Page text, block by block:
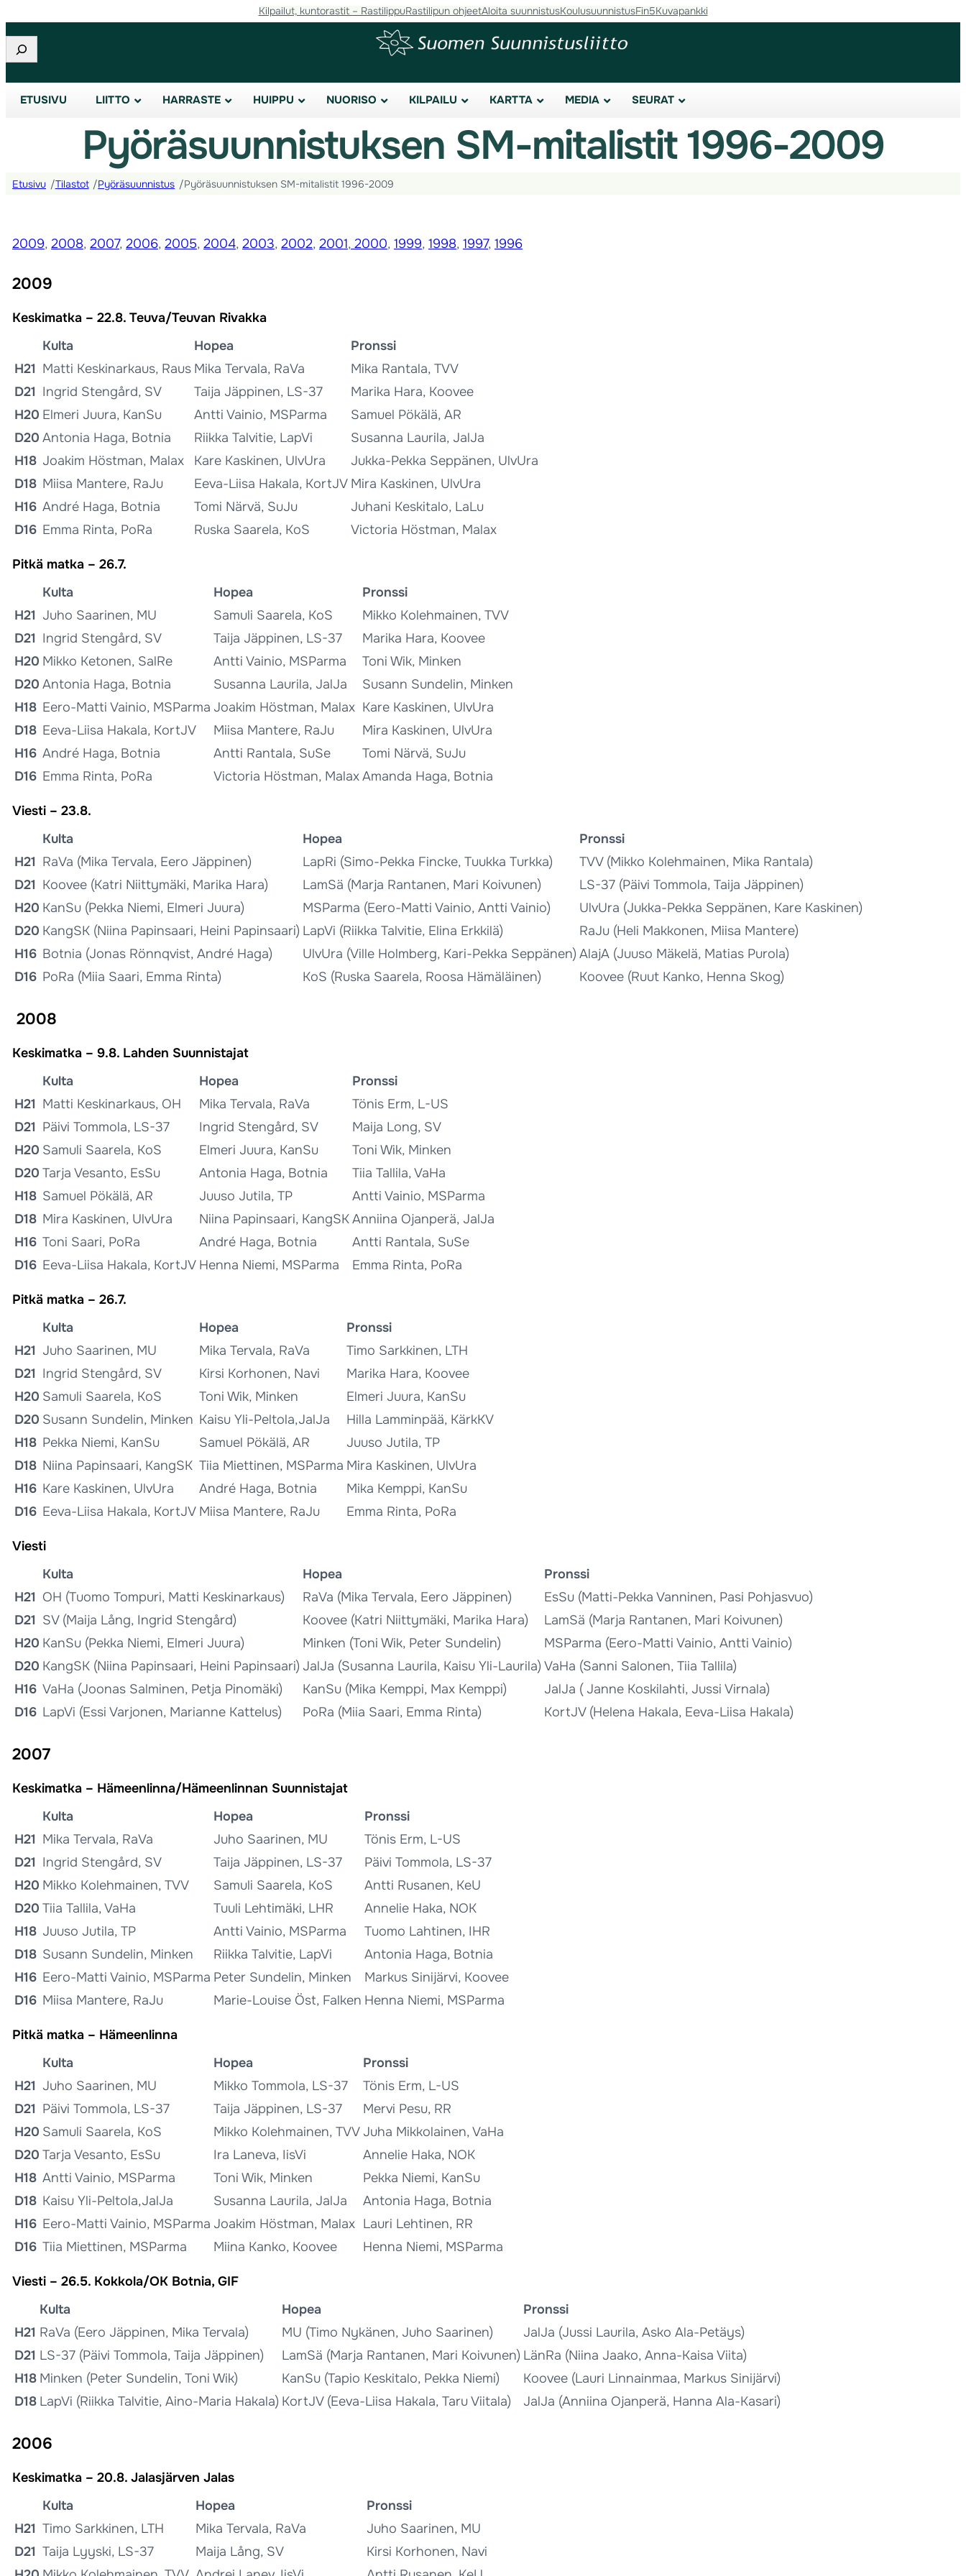
Kilpailut, kuntorastit – RastilippuRastilipun ohjeetAloita suunnistusKoulusuunnistusFin5Kuvapankki
Etsi
ETUSIVU LIITTO HARRASTE HUIPPU NUORISO KILPAILU KARTTA MEDIA SEURAT
Pyöräsuunnistuksen SM-mitalistit 1996-2009
Etusivu /Tilastot /Pyöräsuunnistus /Pyöräsuunnistuksen SM-mitalistit 1996-2009
2009, 2008, 2007, 2006, 2005, 2004, 2003, 2002, 2001, 2000, 1999, 1998, 1997, 1996
2009
Keskimatka – 22.8. Teuva/Teuvan Rivakka
Kulta
Hopea
Pronssi
H21 Matti Keskinarkaus, Raus Mika Tervala, RaVa
Mika Rantala, TVV
D21 Ingrid Stengård, SV Taija Jäppinen, LS-37
Marika Hara, Koovee
H20 Elmeri Juura, KanSu Antti Vainio, MSParma
Samuel Pökälä, AR
D20 Antonia Haga, Botnia Riikka Talvitie, LapVi
Susanna Laurila, JalJa
H18 Joakim Höstman, Malax Kare Kaskinen, UlvUra
Jukka-Pekka Seppänen, UlvUra
D18 Miisa Mantere, RaJu Eeva-Liisa Hakala, KortJV Mira Kaskinen, UlvUra
H16 André Haga, Botnia Tomi Närvä, SuJu
Juhani Keskitalo, LaLu
D16 Emma Rinta, PoRa Ruska Saarela, KoS Victoria Höstman, Malax
Pitkä matka – 26.7.
Kulta
Hopea
Pronssi
H21 Juho Saarinen, MU Samuli Saarela, KoS
Mikko Kolehmainen, TVV
D21 Ingrid Stengård, SV Taija Jäppinen, LS-37
Marika Hara, Koovee
H20 Mikko Ketonen, SalRe Antti Vainio, MSParma
Toni Wik, Minken
D20 Antonia Haga, Botnia Susanna Laurila, JalJa
Susann Sundelin, Minken
H18 Eero-Matti Vainio, MSParma Joakim Höstman, Malax Kare Kaskinen, UlvUra
D18 Eeva-Liisa Hakala, KortJV Miisa Mantere, RaJu
Mira Kaskinen, UlvUra
H16 André Haga, Botnia Antti Rantala, SuSe
Tomi Närvä, SuJu
D16 Emma Rinta, PoRa Victoria Höstman, MalaxAmanda Haga, Botnia
Viesti – 23.8.
Kulta
Hopea
Pronssi
H21 RaVa (Mika Tervala, Eero Jäppinen) LapRi (Simo-Pekka Fincke, Tuukka Turkka)
TVV (Mikko Kolehmainen, Mika Rantala)
D21 Koovee (Katri Niittymäki, Marika Hara) LamSä (Marja Rantanen, Mari Koivunen)
LS-37 (Päivi Tommola, Taija Jäppinen)
H20 KanSu (Pekka Niemi, Elmeri Juura) MSParma (Eero-Matti Vainio, Antti Vainio)
UlvUra (Jukka-Pekka Seppänen, Kare Kaskinen)
D20 KangSK (Niina Papinsaari, Heini Papinsaari) LapVi (Riikka Talvitie, Elina Erkkilä)
RaJu (Heli Makkonen, Miisa Mantere)
H16 Botnia (Jonas Rönnqvist, André Haga) UlvUra (Ville Holmberg, Kari-Pekka Seppänen) AlajA (Juuso Mäkelä, Matias Purola)
D16 PoRa (Miia Saari, Emma Rinta) KoS (Ruska Saarela, Roosa Hämäläinen) Koovee (Ruut Kanko, Henna Skog)
2008
Keskimatka – 9.8. Lahden Suunnistajat
Kulta
Hopea
Pronssi
H21 Matti Keskinarkaus, OH Mika Tervala, RaVa
Tönis Erm, L-US
D21 Päivi Tommola, LS-37 Ingrid Stengård, SV
Maija Long, SV
H20 Samuli Saarela, KoS Elmeri Juura, KanSu
Toni Wik, Minken
D20 Tarja Vesanto, EsSu Antonia Haga, Botnia
Tiia Tallila, VaHa
H18 Samuel Pökälä, AR Juuso Jutila, TP
Antti Vainio, MSParma
D18 Mira Kaskinen, UlvUra Niina Papinsaari, KangSKAnniina Ojanperä, JalJa
H16 Toni Saari, PoRa André Haga, Botnia
Antti Rantala, SuSe
D16 Eeva-Liisa Hakala, KortJV Henna Niemi, MSParma Emma Rinta, PoRa
Pitkä matka – 26.7.
Kulta
Hopea
Pronssi
H21 Juho Saarinen, MU Mika Tervala, RaVa
Timo Sarkkinen, LTH
D21 Ingrid Stengård, SV Kirsi Korhonen, Navi
Marika Hara, Koovee
H20 Samuli Saarela, KoS Toni Wik, Minken
Elmeri Juura, KanSu
D20 Susann Sundelin, Minken Kaisu Yli-Peltola,JalJa
Hilla Lamminpää, KärkKV
H18 Pekka Niemi, KanSu Samuel Pökälä, AR
Juuso Jutila, TP
D18 Niina Papinsaari, KangSK Tiia Miettinen, MSParma Mira Kaskinen, UlvUra
H16 Kare Kaskinen, UlvUra André Haga, Botnia
Mika Kemppi, KanSu
D16 Eeva-Liisa Hakala, KortJV Miisa Mantere, RaJu Emma Rinta, PoRa
Viesti
Kulta
Hopea
Pronssi
H21 OH (Tuomo Tompuri, Matti Keskinarkaus) RaVa (Mika Tervala, Eero Jäppinen)
EsSu (Matti-Pekka Vanninen, Pasi Pohjasvuo)
D21 SV (Maija Lång, Ingrid Stengård) Koovee (Katri Niittymäki, Marika Hara)
LamSä (Marja Rantanen, Mari Koivunen)
H20 KanSu (Pekka Niemi, Elmeri Juura) Minken (Toni Wik, Peter Sundelin)
MSParma (Eero-Matti Vainio, Antti Vainio)
D20 KangSK (Niina Papinsaari, Heini Papinsaari) JalJa (Susanna Laurila, Kaisu Yli-Laurila) VaHa (Sanni Salonen, Tiia Tallila)
H16 VaHa (Joonas Salminen, Petja Pinomäki) KanSu (Mika Kemppi, Max Kemppi)
JalJa ( Janne Koskilahti, Jussi Virnala)
D16 LapVi (Essi Varjonen, Marianne Kattelus) PoRa (Miia Saari, Emma Rinta) KortJV (Helena Hakala, Eeva-Liisa Hakala)
2007
Keskimatka – Hämeenlinna/Hämeenlinnan Suunnistajat
Kulta
Hopea
Pronssi
H21 Mika Tervala, RaVa Juho Saarinen, MU
Tönis Erm, L-US
D21 Ingrid Stengård, SV Taija Jäppinen, LS-37
Päivi Tommola, LS-37
H20 Mikko Kolehmainen, TVV Samuli Saarela, KoS
Antti Rusanen, KeU
D20 Tiia Tallila, VaHa Tuuli Lehtimäki, LHR
Annelie Haka, NOK
H18 Juuso Jutila, TP Antti Vainio, MSParma
Tuomo Lahtinen, IHR
D18 Susann Sundelin, Minken Riikka Talvitie, LapVi
Antonia Haga, Botnia
H16 Eero-Matti Vainio, MSParma Peter Sundelin, Minken
Markus Sinijärvi, Koovee
D16 Miisa Mantere, RaJu Marie-Louise Öst, Falken Henna Niemi, MSParma
Pitkä matka – Hämeenlinna
Kulta
Hopea
Pronssi
H21 Juho Saarinen, MU Mikko Tommola, LS-37
Tönis Erm, L-US
D21 Päivi Tommola, LS-37 Taija Jäppinen, LS-37
Mervi Pesu, RR
H20 Samuli Saarela, KoS Mikko Kolehmainen, TVV Juha Mikkolainen, VaHa
D20 Tarja Vesanto, EsSu Ira Laneva, IisVi
Annelie Haka, NOK
H18 Antti Vainio, MSParma Toni Wik, Minken
Pekka Niemi, KanSu
D18 Kaisu Yli-Peltola,JalJa Susanna Laurila, JalJa
Antonia Haga, Botnia
H16 Eero-Matti Vainio, MSParma Joakim Höstman, Malax Lauri Lehtinen, RR
D16 Tiia Miettinen, MSParma Miina Kanko, Koovee Henna Niemi, MSParma
Viesti – 26.5. Kokkola/OK Botnia, GIF
Kulta
Hopea
Pronssi
H21 RaVa (Eero Jäppinen, Mika Tervala) MU (Timo Nykänen, Juho Saarinen)
JalJa (Jussi Laurila, Asko Ala-Petäys)
D21 LS-37 (Päivi Tommola, Taija Jäppinen) LamSä (Marja Rantanen, Mari Koivunen) LänRa (Niina Jaako, Anna-Kaisa Viita)
H18 Minken (Peter Sundelin, Toni Wik) KanSu (Tapio Keskitalo, Pekka Niemi)
Koovee (Lauri Linnainmaa, Markus Sinijärvi)
D18 LapVi (Riikka Talvitie, Aino-Maria Hakala) KortJV (Eeva-Liisa Hakala, Taru Viitala) JalJa (Anniina Ojanperä, Hanna Ala-Kasari)
2006
Keskimatka – 20.8. Jalasjärven Jalas
Kulta
Hopea
Pronssi
H21 Timo Sarkkinen, LTH Mika Tervala, RaVa
Juho Saarinen, MU
D21 Taija Lyyski, LS-37 Maija Lång, SV
Kirsi Korhonen, Navi